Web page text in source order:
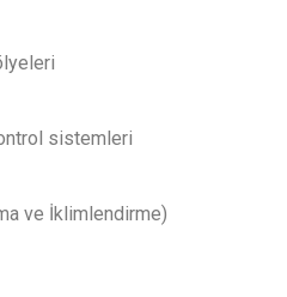
sistemleri
ve İklimlendirme)